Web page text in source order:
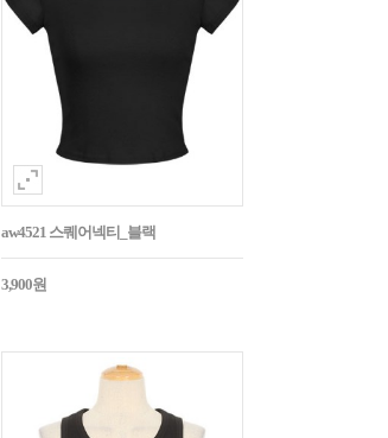
aw4521 스퀘어넥티_블랙
3,900원